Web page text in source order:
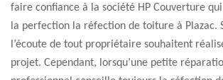
faire confiance à la société HP Couverture
la perfection la réfection de toiture à Plazac.
l’écoute de tout propriétaire souhaitent
projet. Cependant, lorsqu’une petite